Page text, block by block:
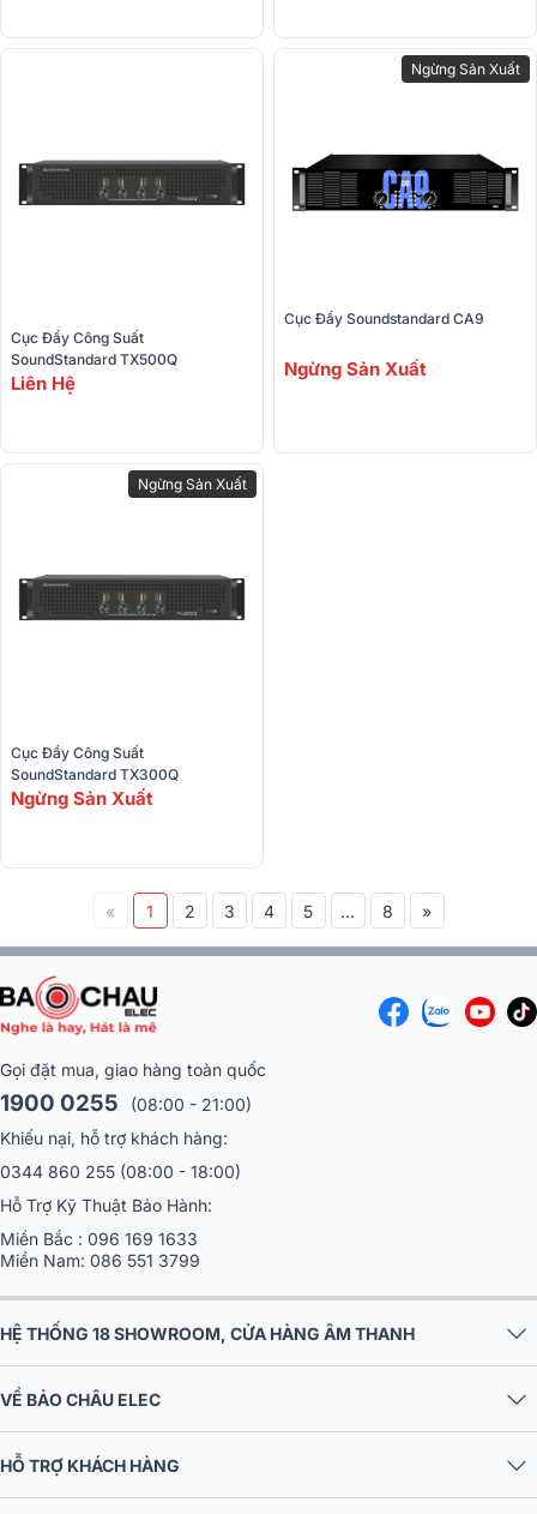
Cục Đẩy Công Suất
SoundStandard TX500Q
Liên Hệ
Ngừng Sản Xuất
Cục Đẩy Soundstandard CA9
Ngừng Sản Xuất
Ngừng Sản Xuất
Cục Đẩy Công Suất
SoundStandard TX300Q
Ngừng Sản Xuất
« 1 2 3 4 5 ... 8 »
Gọi đặt mua, giao hàng toàn quốc
1900 0255
(08:00 - 21:00)
Khiếu nại, hỗ trợ khách hàng:
0344 860 255 (08:00 - 18:00)
Hỗ Trợ Kỹ Thuật Bảo Hành:
Miền Bắc : 096 169 1633
Miền Nam: 086 551 3799
HỆ THỐNG 18 SHOWROOM, CỬA HÀNG ÂM THANH
VỀ BẢO CHÂU ELEC
HỖ TRỢ KHÁCH HÀNG